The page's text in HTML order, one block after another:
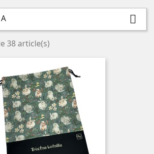

38 article(s)